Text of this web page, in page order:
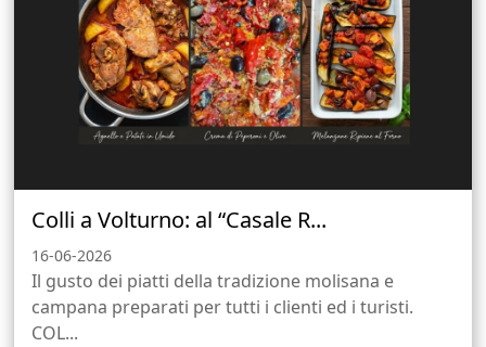
Colli a Volturno: al “Casale R...
16-06-2026
Il gusto dei piatti della tradizione molisana e
campana preparati per tutti i clienti ed i turisti.
COL...